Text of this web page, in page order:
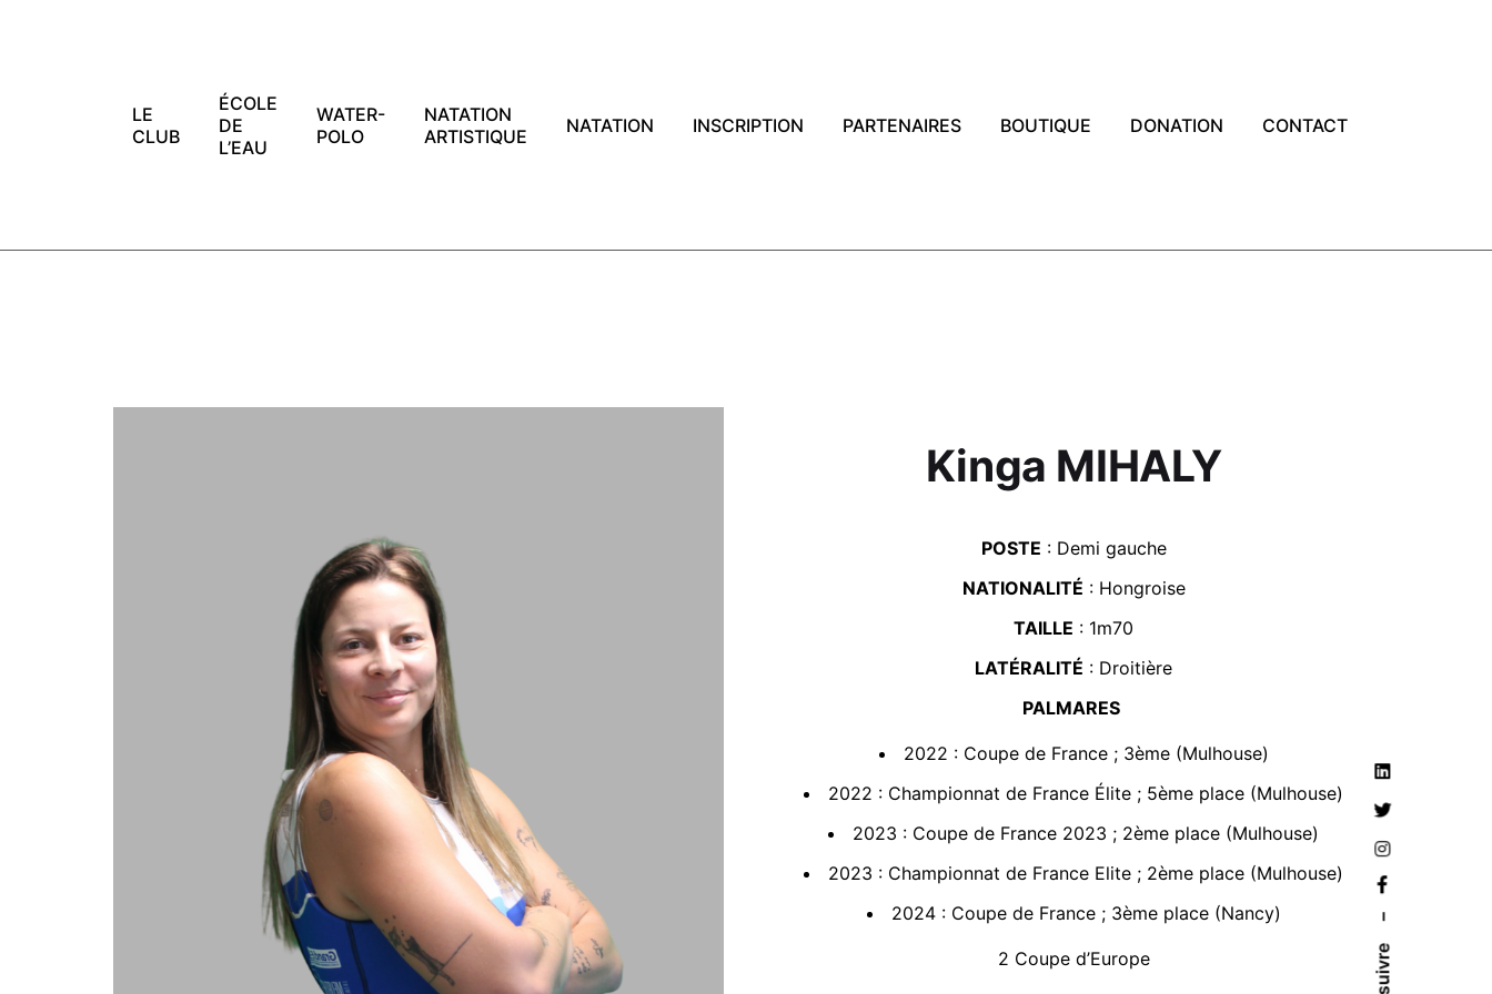
LE
CLUB
ÉCOLE
DE
L’EAU
WATER-
POLO
NATATION
ARTISTIQUE
NATATION INSCRIPTION PARTENAIRES BOUTIQUE DONATION CONTACT
Kinga MIHALY
POSTE : Demi gauche
NATIONALITÉ : Hongroise
TAILLE : 1m70
LATÉRALITÉ : Droitière
PALMARES
2022 : Coupe de France ; 3ème (Mulhouse)
2022 : Championnat de France Élite ; 5ème place (Mulhouse)
2023 : Coupe de France 2023 ; 2ème place (Mulhouse)
2023 : Championnat de France Elite ; 2ème place (Mulhouse)
2024 : Coupe de France ; 3ème place (Nancy)
2 Coupe d’Europe